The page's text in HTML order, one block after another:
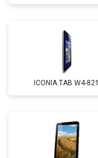
ICONIA TAB W4-821